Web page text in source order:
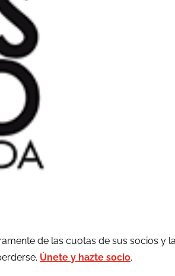
de las cuotas de sus socios
Únete y hazte socio.